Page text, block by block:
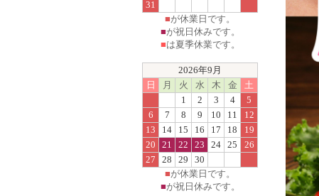
31
■が休業日です。
■が祝日休みです。
■は夏季休業です。
2026年9月
日
月 火 水 木 金
土
1
2 3 4
5
6
7 8 9 10 11
12
13
14 15 16 17 18
19
20
21 22 23 24 25
26
27
28 29
30
■が休業日です。
■が祝日休みです。